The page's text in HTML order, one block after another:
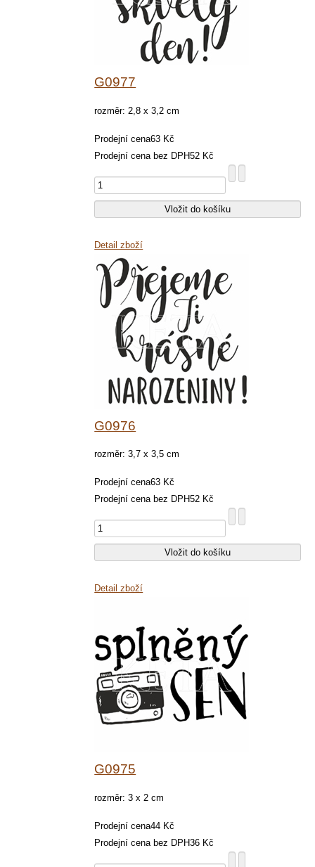
G0977
rozměr: 2,8 x 3,2 cm
Prodejní cena63 Kč
Prodejní cena bez DPH52 Kč
Detail zboží
G0976
rozměr: 3,7 x 3,5 cm
Prodejní cena63 Kč
Prodejní cena bez DPH52 Kč
Detail zboží
G0975
rozměr: 3 x 2 cm
Prodejní cena44 Kč
Prodejní cena bez DPH36 Kč